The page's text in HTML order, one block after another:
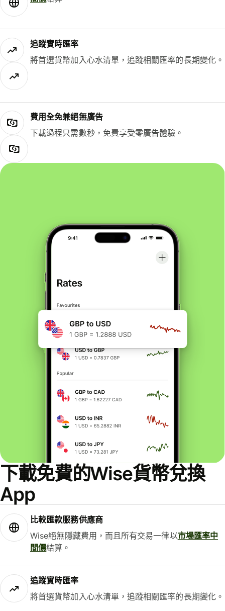
追蹤實時匯率
將首選貨幣加入心水清單，追蹤相關匯率的長期變化。
費用全免兼絕無廣告
下載過程只需數秒，免費享受零廣告體驗。
下載免費的Wise貨幣兌換
App
比較匯款服務供應商
Wise絕無隱藏費用，而且所有交易一律以市場匯率中
間價結算。
追蹤實時匯率
將首選貨幣加入心水清單，追蹤相關匯率的長期變化。